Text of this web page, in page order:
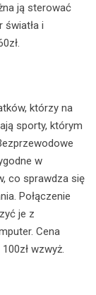
ją sterować
i
którzy na
sporty, którym
w
co sprawdza się
Połączenie
je z
Cena
wzwyż.